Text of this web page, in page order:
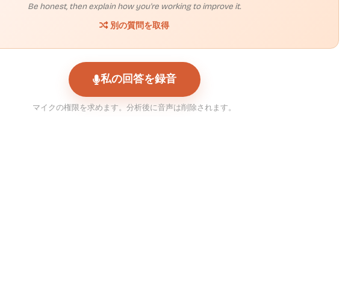
Be honest, then explain how you're working to improve it.
別の質問を取得
私の回答を録音
マイクの権限を求めます。分析後に音声は削除されます。